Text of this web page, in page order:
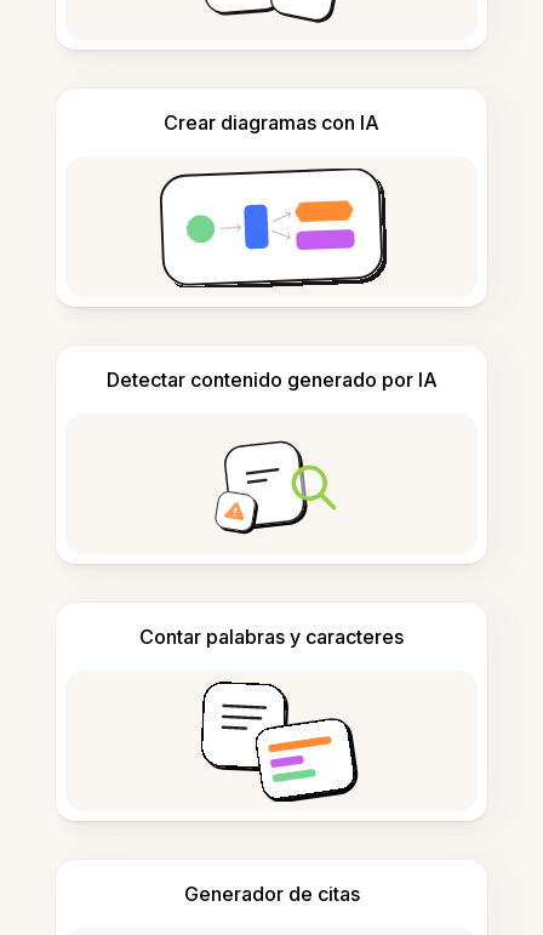
Crear diagramas con IA
Detectar contenido generado por IA
Contar palabras y caracteres
Generador de citas